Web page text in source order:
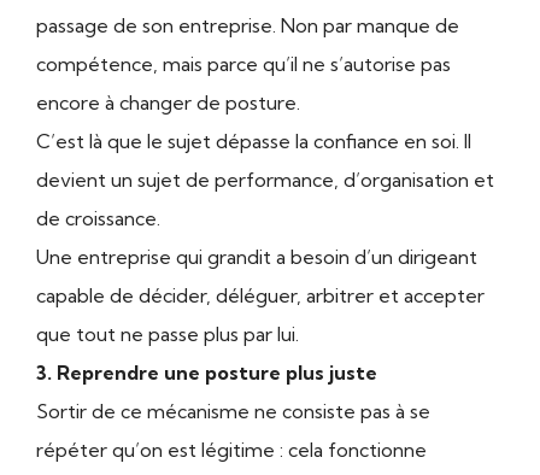
passage de son entreprise. Non par manque de
compétence, mais parce qu’il ne s’autorise pas
encore à changer de posture.
C’est là que le sujet dépasse la confiance en soi. Il
devient un sujet de performance, d’organisation et
de croissance.
Une entreprise qui grandit a besoin d’un dirigeant
capable de décider, déléguer, arbitrer et accepter
que tout ne passe plus par lui.
3. Reprendre une posture plus juste
Sortir de ce mécanisme ne consiste pas à se
répéter qu’on est légitime : cela fonctionne